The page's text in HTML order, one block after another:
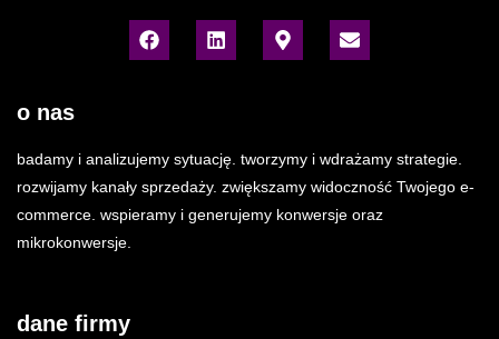
o nas
badamy i analizujemy sytuację. tworzymy i wdrażamy strategie.
rozwijamy kanały sprzedaży. zwiększamy widoczność Twojego e-
commerce. wspieramy i generujemy konwersje oraz
mikrokonwersje.
dane firmy